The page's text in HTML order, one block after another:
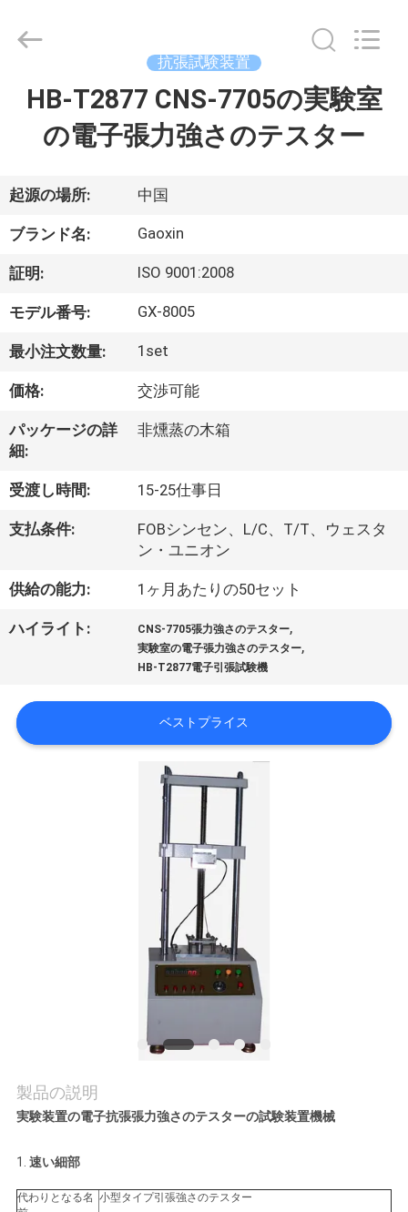
ロ
ダ
ク
ト
達
に
つ
い
工
行
絡
な
Equipment
Reserved.
Developed
抗張試験装置
HB-T2877 CNS-7705の実験室
の電子張力強さのテスター
起源の場所: 中国
ブランド名: Gaoxin
証明: ISO 9001:2008
モデル番号: GX-8005
最小注文数量: 1set
価格: 交渉可能
パッケージの詳
細:
非燻蒸の木箱
受渡し時間: 15-25仕事日
支払条件:
FOBシンセン、L/C、T/T、ウェスタ
ン・ユニオン
供給の能力: 1ヶ月あたりの50セット
ハイライト: CNS-7705張力強さのテスター,
実験室の電子張力強さのテスター,
HB-T2877電子引張試験機
ベストプライス
製品の説明
実験装置の電子抗張張力強さのテスターの試験装置機械
1. 速い細部
代わりとなる名 小型タイプ引張強さのテスター